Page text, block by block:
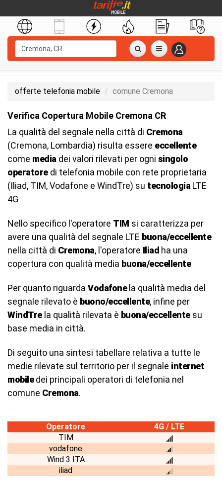
offerte telefonia mobile comune Cremona
Verifica Copertura Mobile Cremona CR
La qualità del segnale nella città di Cremona
(Cremona, Lombardia) risulta essere eccellente
come media dei valori rilevati per ogni singolo
operatoredi telefonia mobile con rete proprietaria
(Iliad, TIM, Vodafone e WindTre) su tecnologia LTE
4G
Nello specifico l'operatore TIM si caratterizza per
avere una qualità del segnale LTE buona/eccellente
nella città di Cremona, l'operatore Iliad ha una
copertura con qualità media buona/eccellente
Per quanto riguarda Vodafonela qualità media del
segnale rilevato è buono/eccellente, infine per
WindTrela qualità rilevata è buona/eccellentesu
base media in città.
Di seguito una sintesi tabellare relativa a tutte le
medie rilevate sul territorio per il segnale internet
mobiledei principali operatori di telefonia nel
comune Cremona.
Operatore
4G / LTE
TIM
vodafone
Wind 3 ITA
iliad